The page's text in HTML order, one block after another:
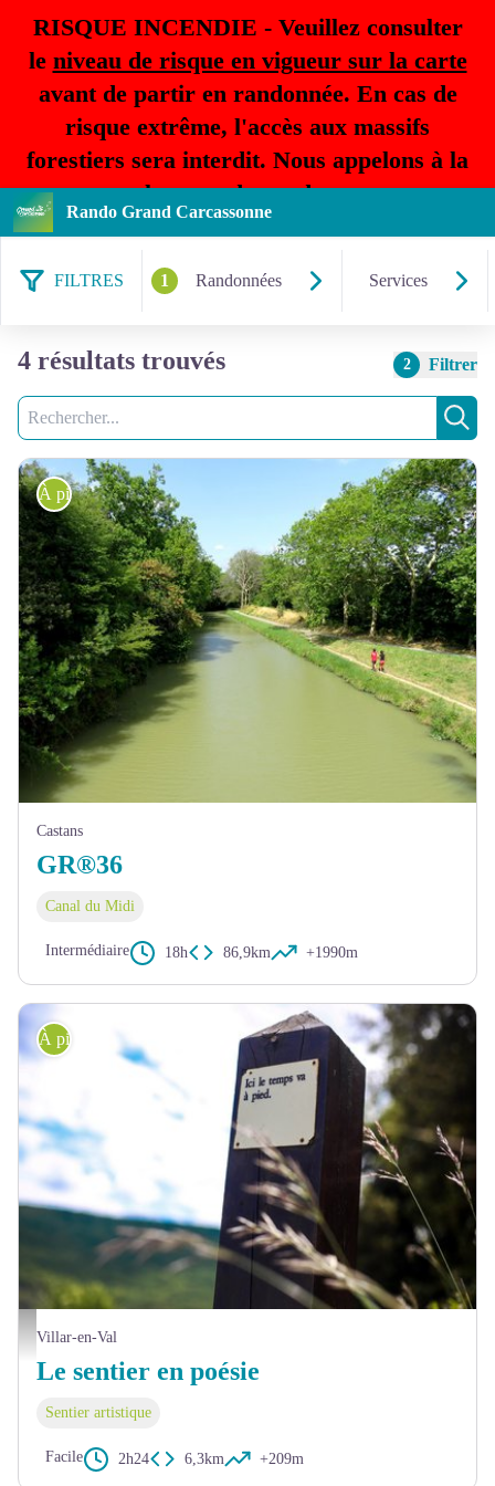
RISQUE INCENDIE - Veuillez consulter
le niveau de risque en vigueur sur la carte
avant de partir en randonnée. En cas de
risque extrême, l'accès aux massifs
forestiers sera interdit. Nous appelons à la
plus grande prudence.
Rando Grand Carcassonne
FILTRES 1 Randonnées Services
4 résultats trouvés 2 Filtrer
Recherche
À pied
Castans
GR®36
Canal du Midi
Intermédiaire 18h 86,9km +1990m
© Christian Bellavia
À pied
Villar-en-Val
Le sentier en poésie
Sentier artistique
Facile 2h24 6,3km +209m